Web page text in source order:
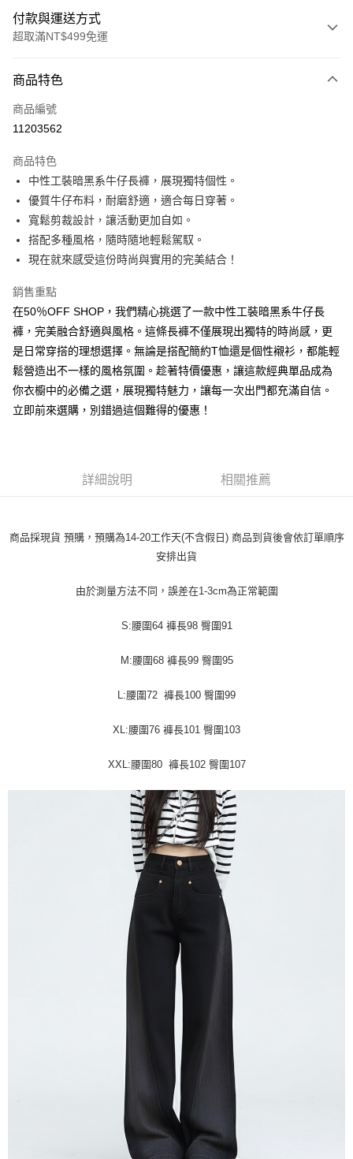
付款與運送方式
超取滿NT$499免運
信用卡一次付款
超商取貨付款
Apple Pay
街口支付
悠遊付
Google Pay
全盈+PAY
【關於「AFTEE先享後付」】
AFTEE先享後付是「在收到商品之後才付款」的支付方式。 讓您購物簡單
便利好安心！
１．簡單：不需註冊會員、不需綁卡、不需儲值。
２．便利：只要手機號碼，簡訊認證，即可結帳。
１．於結帳方式選擇「AFTEE先享後付」後，將跳轉至「AFTEE先享後付」
結帳頁面，進行簡訊認證並確認金額後，即可完成結帳。
ATM／網路銀行／等多元方式進行付款，方視為交易完成。
※ 請注意：結帳手續完成當下不需立刻繳費，但若您需要取消訂單，請聯絡
購買商品的店家。未經商家同意取消之訂單仍視為有效，需透過AFTEE先享
※ 交易是否成功請以「AFTEE先享後付 」之結帳頁面顯示為準，若有關於
１．透過由恩沛科技股份有限公司提供之「AFTEE先享後付」服務完成之交
２．關於個人資料處理事宜，請瀏覽以下網址：
３．未成年的使用者請事先徵得法定代理人或監護人之同意方可使用
４．使用「AFTEE先享後付」時，將依據個別帳號之用戶狀況，依本公司即
５．嚴禁一人註冊多個帳號或使用他人資訊註冊。若發現惡意使用之情形，
恩沛科技股份有限公司將有權停止該用戶之使用額度並採取法律行動。
ATM付款
運送方式
付款 後全家取貨
7-11取貨付款
每筆NT$45，滿NT$499(含以上)免運費
付款 後7-11取貨
每筆NT$70，滿NT$499(含以上)免運費
商品特色
商品編號
11203562
商品特色
中性工裝暗黑系牛仔長褲，展現獨特個性。
優質牛仔布料，耐磨舒適，適合每日穿著。
寬鬆剪裁設計，讓活動更加自如。
搭配多種風格，隨時隨地輕鬆駕馭。
現在就來感受這份時尚與實用的完美結合！
銷售重點
在50％OFF SHOP，我們精心挑選了一款中性工裝暗黑系牛仔長
褲，完美融合舒適與風格。這條長褲不僅展現出獨特的時尚感，更
是日常穿搭的理想選擇。無論是搭配簡約T恤還是個性襯衫，都能輕
鬆營造出不一樣的風格氛圍。趁著特價優惠，讓這款經典單品成為
你衣櫥中的必備之選，展現獨特魅力，讓每一次出門都充滿自信。
立即前來選購，別錯過這個難得的優惠！
詳細說明 相關推薦
商品採現貨 預購，預購為14-20工作天(不含假日) 商品到貨後會依訂單順序
安排出貨
由於測量方法不同，誤差在1-3cm為正常範圍
S:腰圍64 褲長98 臀圍91
M:腰圍68 褲長99 臀圍95
L:腰圍72 褲長100 臀圍99
XL:腰圍76 褲長101 臀圍103
XXL:腰圍80 褲長102 臀圍107